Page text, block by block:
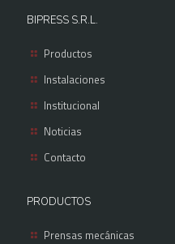
BIPRESS S.R.L.
Productos
Instalaciones
Institucional
Noticias
Contacto
PRODUCTOS
Prensas mecánicas